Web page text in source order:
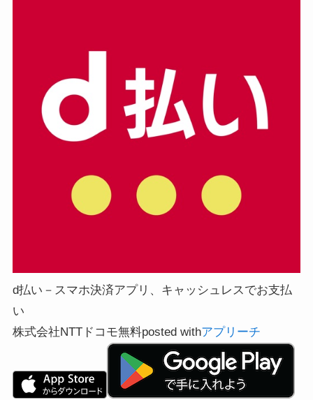
d払い－スマホ決済アプリ、キャッシュレスでお支払
い
株式会社NTTドコモ無料posted withアプリーチ